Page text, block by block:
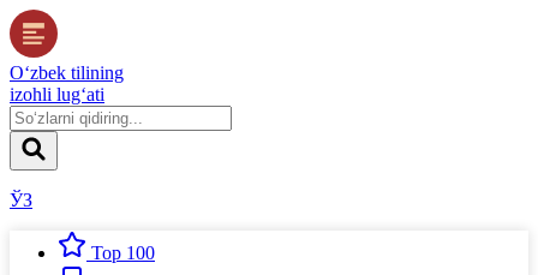
O‘zbek tilining
izohli lug‘ati
ЎЗ
Top 100